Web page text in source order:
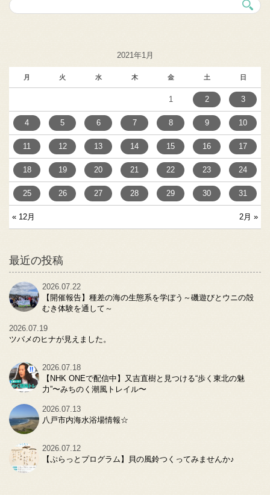
2021年1月
月 火 水 木 金 土 日
« 12月 2月 »
1 2 3
4 5 6 7 8 9 10
11 12 13 14 15 16 17
18 19 20 21 22 23 24
25 26 27 28 29 30 31
最近の投稿
2026.07.22
【開催報告】種差の海の生態系を学ぼう～磯遊びとウニの殻
むき体験を通して～
2026.07.19
ツバメのヒナが見えました。
2026.07.18
【NHK ONEで配信中】又吉直樹と見つける“歩く東北の魅
力”〜みちのく潮風トレイル〜
2026.07.13
八戸市内海水浴場情報☆
2026.07.12
【ぷらっとプログラム】貝の風鈴つくってみませんか♪